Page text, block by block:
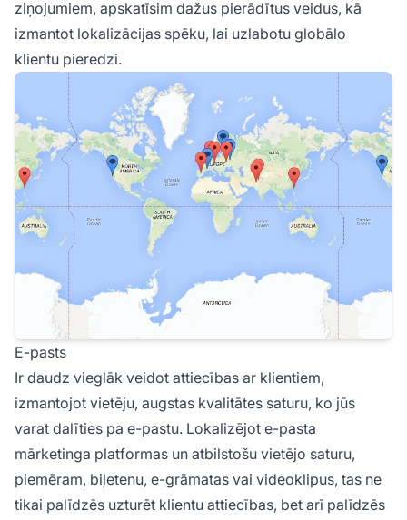
ziņojumiem, apskatīsim dažus pierādītus veidus, kā
izmantot lokalizācijas spēku, lai uzlabotu globālo
klientu pieredzi.
E-pasts
Ir daudz vieglāk veidot attiecības ar klientiem,
izmantojot vietēju, augstas kvalitātes saturu, ko jūs
varat dalīties pa e-pastu. Lokalizējot e-pasta
mārketinga platformas un atbilstošu vietējo saturu,
piemēram, biļetenu, e-grāmatas vai videoklipus, tas ne
tikai palīdzēs uzturēt klientu attiecības, bet arī palīdzēs